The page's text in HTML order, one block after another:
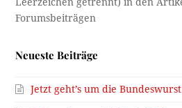
Neueste Beiträge
Jetzt geht’s um die Bundeswurst